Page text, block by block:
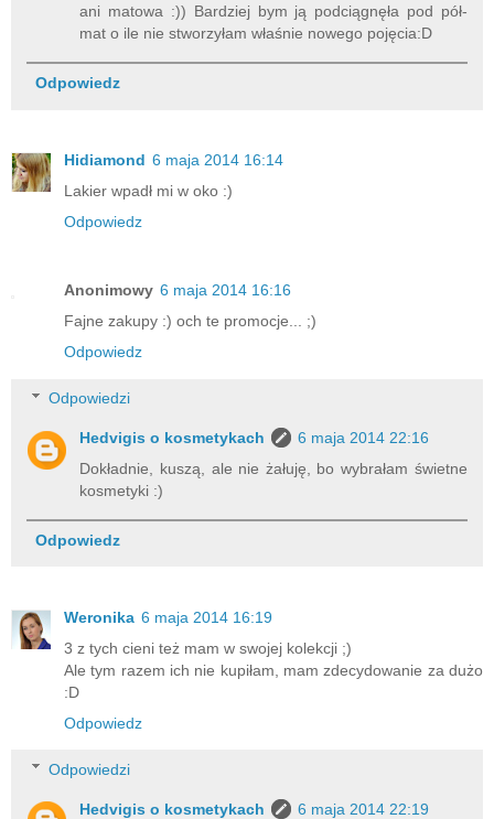
ani matowa :)) Bardziej bym ją podciągnęła pod pół-
mat o ile nie stworzyłam właśnie nowego pojęcia:D
Odpowiedz
Hidiamond 6 maja 2014 16:14
Lakier wpadł mi w oko :)
Odpowiedz
Anonimowy 6 maja 2014 16:16
Fajne zakupy :) och te promocje... ;)
Odpowiedz
Odpowiedzi
Hedvigis o kosmetykach
6 maja 2014 22:16
Dokładnie, kuszą, ale nie żałuję, bo wybrałam świetne
kosmetyki :)
Odpowiedz
Weronika 6 maja 2014 16:19
3 z tych cieni też mam w swojej kolekcji ;)
Ale tym razem ich nie kupiłam, mam zdecydowanie za dużo
:D
Odpowiedz
Odpowiedzi
Hedvigis o kosmetykach
6 maja 2014 22:19